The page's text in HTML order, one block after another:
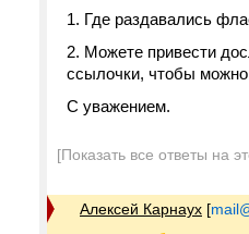
1. Где раздавались
2. Можете привести
ссылочки, чтобы
С уважением.
[Показать все ответы на
Алексей Карнаух [